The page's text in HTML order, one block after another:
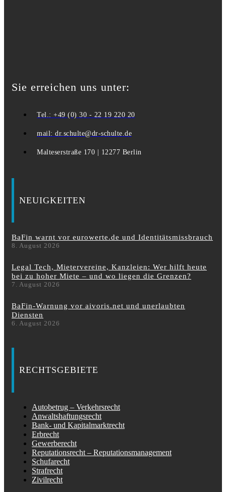
Sie erreichen uns unter:
Tel.: +49 (0) 30 - 22 19 220 20
mail: dr.schulte@dr-schulte.de
Malteserstraße 170 | 12277 Berlin
NEUIGKEITEN
BaFin warnt vor eurowerte.de und Identitätsmissbrauch
8. August 2026
Legal Tech, Mietervereine, Kanzleien: Wer hilft heute
bei zu hoher Miete – und wo liegen die Grenzen?
7. August 2026
BaFin-Warnung vor aivoris.net und unerlaubten
Diensten
6. August 2026
RECHTSGEBIETE
Autobetrug – Verkehrsrecht
Anwaltshaftungsrecht
Bank- und Kapitalmarktrecht
Erbrecht
Gewerberecht
Reputationsrecht – Reputationsmanagement
Schufarecht
Strafrecht
Zivilrecht